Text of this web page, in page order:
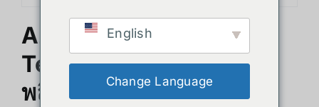
Azure Kinect 2025: 3D
Tech และการประมวลผลที่
พลิกอนาคต
English
Change Language